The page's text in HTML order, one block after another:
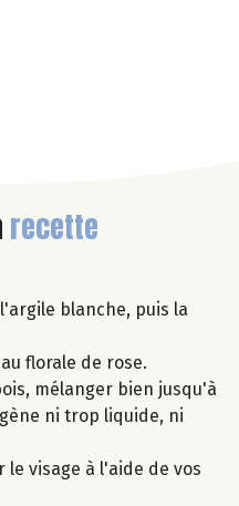
recette
blanche, puis la
florale de rose.
mélanger bien jusqu'à
ni trop liquide, ni
visage à l'aide de vos